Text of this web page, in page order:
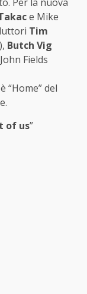
e Mike
Tim
Butch Vig
Fields
“Home” del
of us”